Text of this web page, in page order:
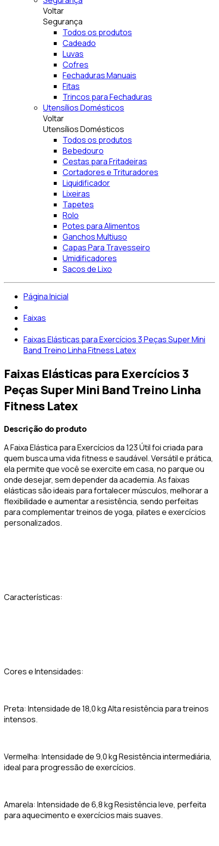
Voltar
Segurança
Todos os produtos
Cadeado
Luvas
Cofres
Fechaduras Manuais
Fitas
Trincos para Fechaduras
Utensílios Domésticos
Voltar
Utensílios Domésticos
Todos os produtos
Bebedouro
Cestas para Fritadeiras
Cortadores e Trituradores
Liquidificador
Lixeiras
Tapetes
Rolo
Potes para Alimentos
Ganchos Multiuso
Capas Para Travesseiro
Umidificadores
Sacos de Lixo
Página Inicial
Faixas
Faixas Elásticas para Exercícios 3 Peças Super Mini
Band Treino Linha Fitness Latex
Faixas Elásticas para Exercícios 3
Peças Super Mini Band Treino Linha
Fitness Latex
Descrição do produto
A Faixa Elástica para Exercícios da 123 Útil foi criada para
quem busca uma vida fitness e saudável. Versátil e prática,
ela permite que você se exercite em casa, no parque ou
onde desejar, sem depender da academia. As faixas
elásticas são ideais para fortalecer músculos, melhorar a
flexibilidade e aumentar a resistência, sendo perfeitas
para complementar treinos de yoga, pilates e exercícios
personalizados.
Características:
Cores e Intensidades:
Preta: Intensidade de 18,0 kg Alta resistência para treinos
intensos.
Vermelha: Intensidade de 9,0 kg Resistência intermediária,
ideal para progressão de exercícios.
Amarela: Intensidade de 6,8 kg Resistência leve, perfeita
para aquecimento e exercícios mais suaves.